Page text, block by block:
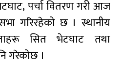
पर्चा वितरण गरी आज
गरिरहेको छ । स्थानीय
सित भेटघाट तथा
गरेकोछ ।